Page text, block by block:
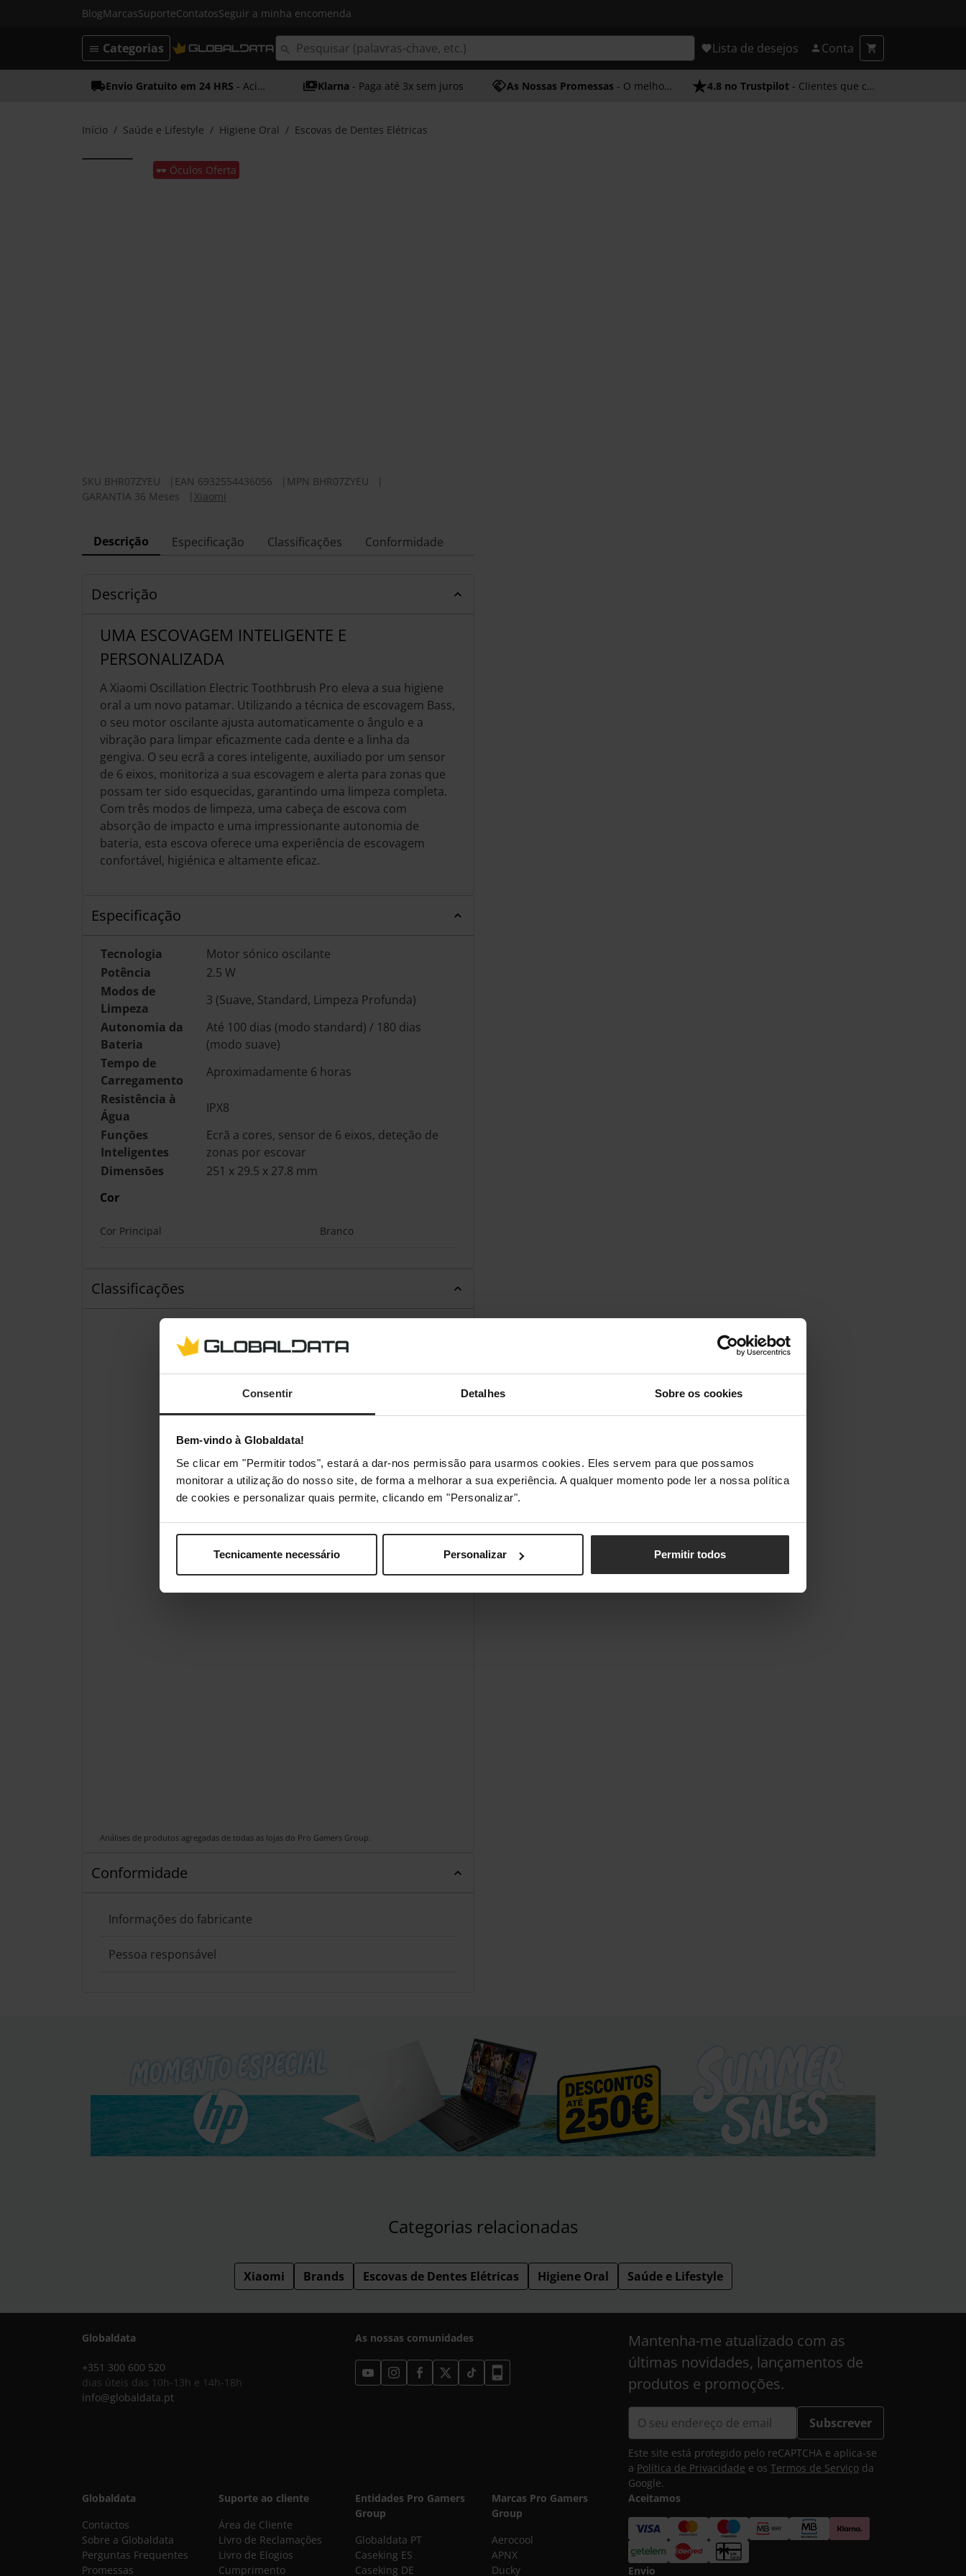
Consentir Detalhes Sobre os cookies
Bem-vindo à Globaldata!
Se clicar em "Permitir todos", estará a dar-nos permissão para usarmos cookies. Eles servem para que possamos
monitorar a utilização do nosso site, de forma a melhorar a sua experiência. A qualquer momento pode ler a nossa política
de cookies e personalizar quais permite, clicando em "Personalizar".
Tecnicamente necessário Personalizar Permitir todos
BlogMarcasSuporteContatosSeguir a minha encomenda
Lista de desejos Conta
Categorias
Envio Gratuito em 24 HRS - Acima dos 50€ Klarna - Paga até 3x sem juros As Nossas Promessas - O melhor atendimento 4.8 no Trustpilot - Clientes que confiam em nós
Início Saúde e Lifestyle Higiene Oral Escovas de Dentes Elétricas
🕶️ Óculos Oferta
SKU BHR07ZYEU EAN 6932554436056 MPN BHR07ZYEU
GARANTIA 36 Meses
Xiaomi
Descrição Especificação Classificações Conformidade
Descrição
UMA ESCOVAGEM INTELIGENTE E
PERSONALIZADA
A Xiaomi Oscillation Electric Toothbrush Pro eleva a sua higiene
oral a um novo patamar. Utilizando a técnica de escovagem Bass,
o seu motor oscilante ajusta automaticamente o ângulo e a
vibração para limpar eficazmente cada dente e a linha da
gengiva. O seu ecrã a cores inteligente, auxiliado por um sensor
de 6 eixos, monitoriza a sua escovagem e alerta para zonas que
possam ter sido esquecidas, garantindo uma limpeza completa.
Com três modos de limpeza, uma cabeça de escova com
absorção de impacto e uma impressionante autonomia de
bateria, esta escova oferece uma experiência de escovagem
confortável, higiénica e altamente eficaz.
Especificação
Tecnologia
Motor sónico oscilante
Potência
2.5 W
Modos de
Limpeza
3 (Suave, Standard, Limpeza Profunda)
Autonomia da
Bateria
Até 100 dias (modo standard) / 180 dias
(modo suave)
Tempo de
Carregamento
Aproximadamente 6 horas
Resistência à
Água
IPX8
Funções
Inteligentes
Ecrã a cores, sensor de 6 eixos, deteção de
zonas por escovar
Dimensões
251 x 29.5 x 27.8 mm
Cor
Cor Principal Branco
Classificações
Análises de produtos agregadas de todas as lojas do Pro Gamers Group.
Conformidade
Informações do fabricante
Pessoa responsável
Categorias relacionadas
Xiaomi Brands Escovas de Dentes Elétricas Higiene Oral Saúde e Lifestyle
Globaldata
+351 300 600 520
dias úteis das 10h-13h e 14h-18h
info@globaldata.pt
As nossas comunidades
Mantenha-me atualizado com as
últimas novidades, lançamentos de
produtos e promoções.
Subscrever
Este site está protegido pelo reCAPTCHA e aplica-se
a Política de Privacidade e os Termos de Serviço da
Google.
Globaldata
Contactos
Sobre a Globaldata
Perguntas Frequentes
Promessas
Suporte ao cliente
Área de Cliente
Livro de Reclamações
Livro de Elogios
Cumprimento
Entidades Pro Gamers
Group
Globaldata PT
Caseking ES
Caseking DE
Marcas Pro Gamers
Group
Aerocool
APNX
Ducky
Aceitamos
Envio